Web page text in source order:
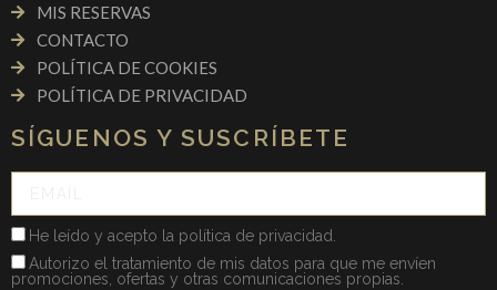
MIS RESERVAS
CONTACTO
POLÍTICA DE COOKIES
POLÍTICA DE PRIVACIDAD
SÍGUENOS Y SUSCRÍBETE
He leído y acepto la política de privacidad.
Autorizo el tratamiento de mis datos para que me envíen
promociones, ofertas y otras comunicaciones propias.